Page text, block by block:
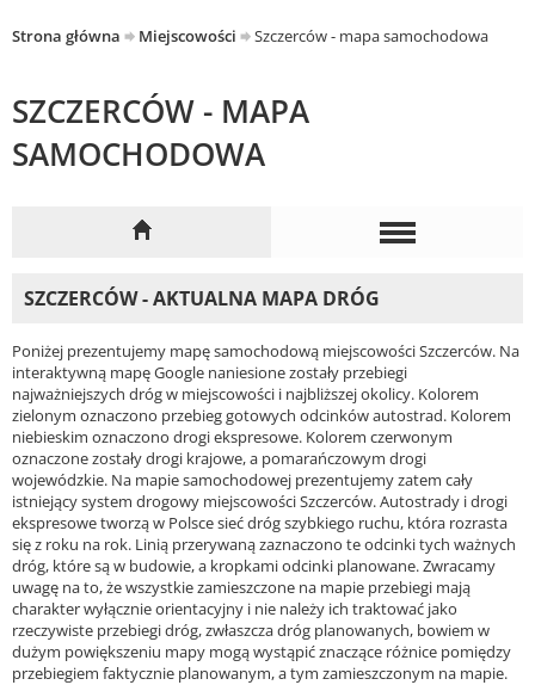
Strona główna Miejscowości Szczerców - mapa samochodowa
SZCZERCÓW - MAPA
SAMOCHODOWA
SZCZERCÓW - AKTUALNA MAPA DRÓG
Poniżej prezentujemy mapę samochodową miejscowości Szczerców. Na
interaktywną mapę Google naniesione zostały przebiegi
najważniejszych dróg w miejscowości i najbliższej okolicy. Kolorem
zielonym oznaczono przebieg gotowych odcinków autostrad. Kolorem
niebieskim oznaczono drogi ekspresowe. Kolorem czerwonym
oznaczone zostały drogi krajowe, a pomarańczowym drogi
wojewódzkie. Na mapie samochodowej prezentujemy zatem cały
istniejący system drogowy miejscowości Szczerców. Autostrady i drogi
ekspresowe tworzą w Polsce sieć dróg szybkiego ruchu, która rozrasta
się z roku na rok. Linią przerywaną zaznaczono te odcinki tych ważnych
dróg, które są w budowie, a kropkami odcinki planowane. Zwracamy
uwagę na to, że wszystkie zamieszczone na mapie przebiegi mają
charakter wyłącznie orientacyjny i nie należy ich traktować jako
rzeczywiste przebiegi dróg, zwłaszcza dróg planowanych, bowiem w
dużym powiększeniu mapy mogą wystąpić znaczące różnice pomiędzy
przebiegiem faktycznie planowanym, a tym zamieszczonym na mapie.